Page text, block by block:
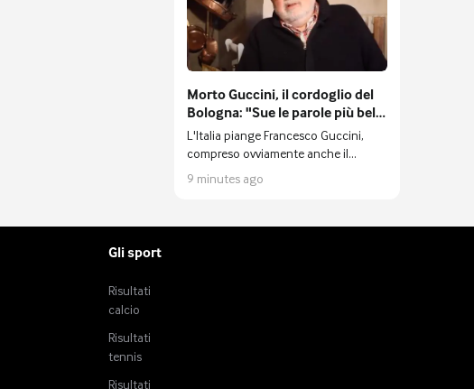
Favasuli.
Morto Guccini, il cordoglio del
Bologna: "Sue le parole più belle
per raccontare la nostra città"
L'Italia piange Francesco Guccini,
compreso ovviamente anche il
mondo del calcio.
9 minutes ago
Gli sport
Risultati
calcio
Risultati
tennis
Risultati